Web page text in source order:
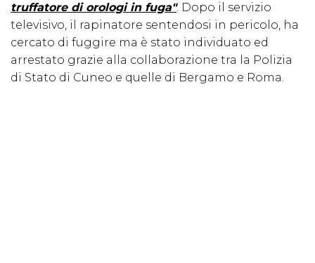
truffatore di orologi in fuga". Dopo il servizio
televisivo, il rapinatore sentendosi in pericolo, ha
cercato di fuggire ma è stato individuato ed
arrestato grazie alla collaborazione tra la Polizia
di Stato di Cuneo e quelle di Bergamo e Roma.